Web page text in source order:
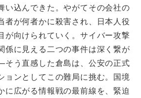
い込んできた。やがてその会社の
者が何者かに殺害され、日本人役
が向けられていく。サイバー攻撃
係に見える二つの事件は深く繋が
う直感した倉島は、公安の正式
ョンとしてこの難局に挑む。国境
に広がる情報戦の最前線を、緊迫